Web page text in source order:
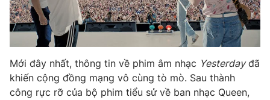
Mới đây nhất, thông tin về phim âm nhạc Yesterdayđã
khiến cộng đồng mạng vô cùng tò mò. Sau thành
công rực rỡ của bộ phim tiểu sử về ban nhạc Queen,